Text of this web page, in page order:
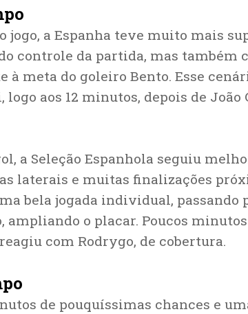
jogo, a Espanha teve muito mais
controle da partida, mas também
à meta do goleiro Bento. Esse
logo aos 12 minutos, depois de
a Seleção Espanhola seguiu
laterais e muitas finalizações
bela jogada individual, passando
ampliando o placar. Poucos
com Rodrygo, de cobertura.
de pouquíssimas chances e